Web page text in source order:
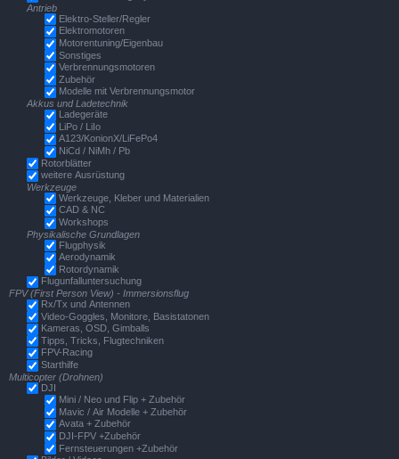
Antrieb
Elektro-Steller/Regler
Elektromotoren
Motorentuning/Eigenbau
Sonstiges
Verbrennungsmotoren
Zubehör
Modelle mit Verbrennungsmotor
Akkus und Ladetechnik
Ladegeräte
LiPo / LiIo
A123/KonionX/LiFePo4
NiCd / NiMh / Pb
Rotorblätter
weitere Ausrüstung
Werkzeuge
Werkzeuge, Kleber und Materialien
CAD & NC
Workshops
Physikalische Grundlagen
Flugphysik
Aerodynamik
Rotordynamik
Flugunfalluntersuchung
FPV (First Person View) - Immersionsflug
Rx/Tx und Antennen
Video-Goggles, Monitore, Basistatonen
Kameras, OSD, Gimballs
Tipps, Tricks, Flugtechniken
FPV-Racing
Starthilfe
Multicopter (Drohnen)
DJI
Mini / Neo und Flip + Zubehör
Mavic / Air Modelle + Zubehör
Avata + Zubehör
DJI-FPV +Zubehör
Fernsteuerungen +Zubehör